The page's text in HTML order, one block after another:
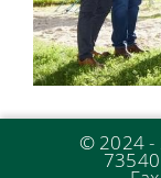
© 2024 -